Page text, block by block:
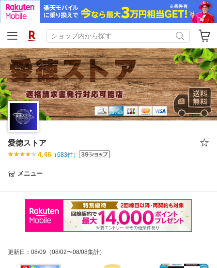
愛徳ストア
4.46 （683件）
メニュー
更新日 ： 08/09 （08/02〜08/08集計）